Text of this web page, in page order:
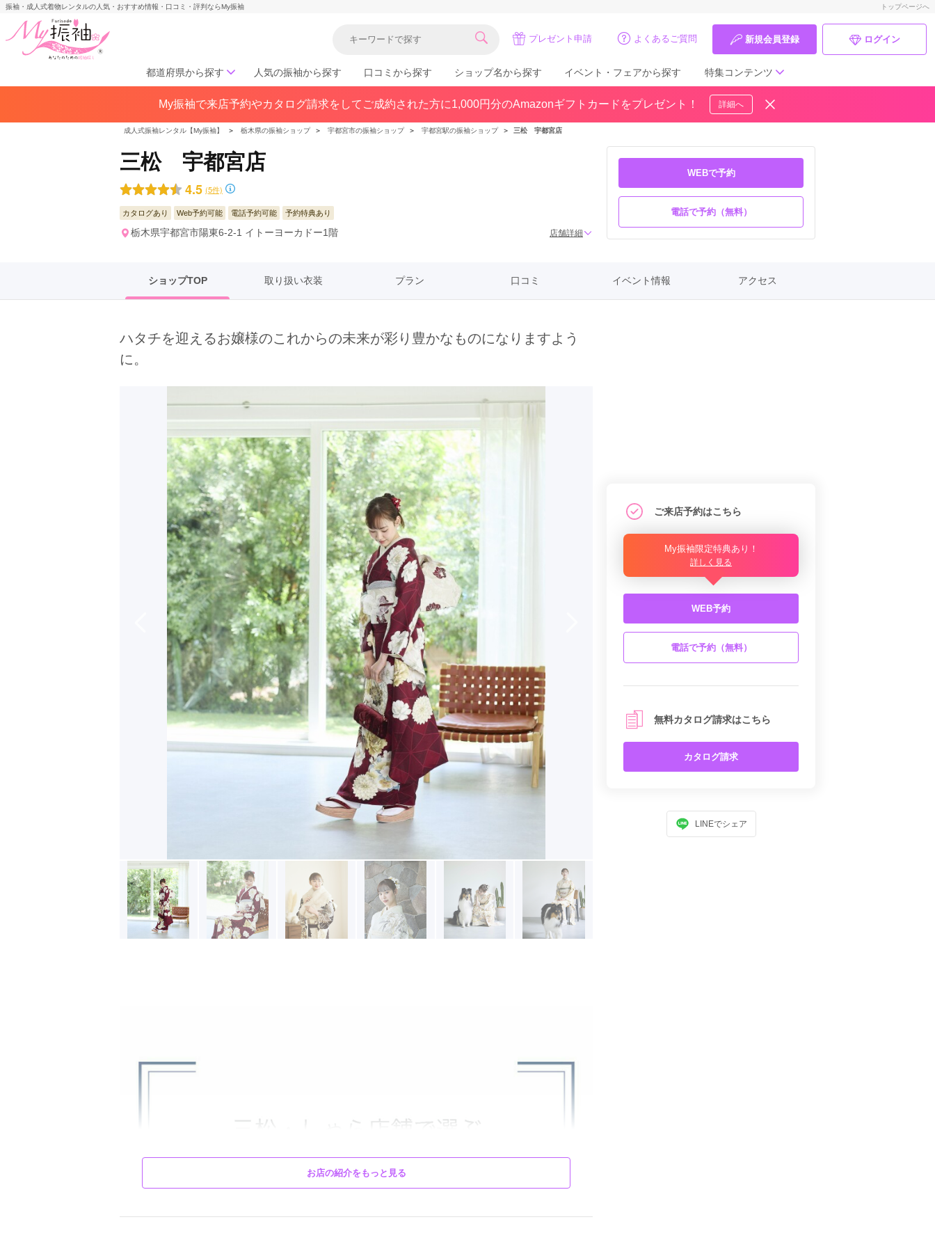
振袖・成人式着物レンタルの人気・おすすめ情報・口コミ・評判ならMy振袖 トップページへ
プレゼント申請 よくあるご質問 新規会員登録 ログイン
都道府県から探す
北海道／東北
北海道(141) 青森県(41)
岩手県(30)
福島県(60)
関東
東京都(383)
千葉県(183)
中部
愛知県(285)
静岡県(148)
岐阜県(85)
三重県(76)
長野県(80)
京都府(134)
滋賀県(55)
和歌山県(36)
島根県(26)
四国
香川県(44) 徳島県(23)
愛媛県(51)
九州／沖縄
福岡県(160) 熊本県(67)
長崎県(44)
佐賀県(25)
大分県(36)
鹿児島県(31)
沖縄県(40)
人気の振袖から探す 口コミから探す ショップ名から探す イベント・フェアから探す 特集コンテンツ
ママ振特集
個性的振袖コーディネート特集
成人式レポート
口コミ優秀店舗
My振袖で来店予約やカタログ請求をしてご成約された方に1,000円分のAmazonギフトカードをプレゼント！ 詳細へ
成人式振袖レンタル【My振袖】 ＞ 栃木県の振袖ショップ ＞ 宇都宮市の振袖ショップ ＞ 宇都宮駅の振袖ショップ ＞ 三松 宇都宮店
三松 宇都宮店
4.5 (5件)
カタログあり Web予約可能 電話予約可能 予約特典あり
栃木県宇都宮市陽東6-2-1 イトーヨーカドー1階 店舗詳細
WEBで予約
電話で予約（無料）
ショップTOP 取り扱い衣装 プラン 口コミ イベント情報 アクセス
ハタチを迎えるお嬢様のこれからの未来が彩り豊かなものになりますよう
に。
お店の紹介をもっと見る
ご来店予約はこちら
My振袖限定特典あり！
詳しく見る
WEB予約
電話で予約（無料）
無料カタログ請求はこちら
カタログ請求
LINEでシェア